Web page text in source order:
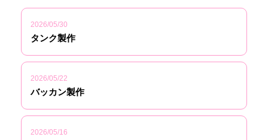
2026/05/30
タンク製作
2026/05/22
バッカン製作
2026/05/16